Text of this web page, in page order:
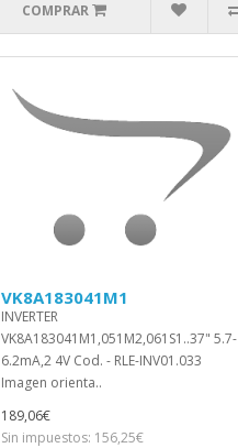
COMPRAR
VK8A183041M1
INVERTER
VK8A183041M1,051M2,061S1..37" 5.7-
6.2mA,2 4V Cod. - RLE-INV01.033
Imagen orienta..
189,06€
Sin impuestos: 156,25€